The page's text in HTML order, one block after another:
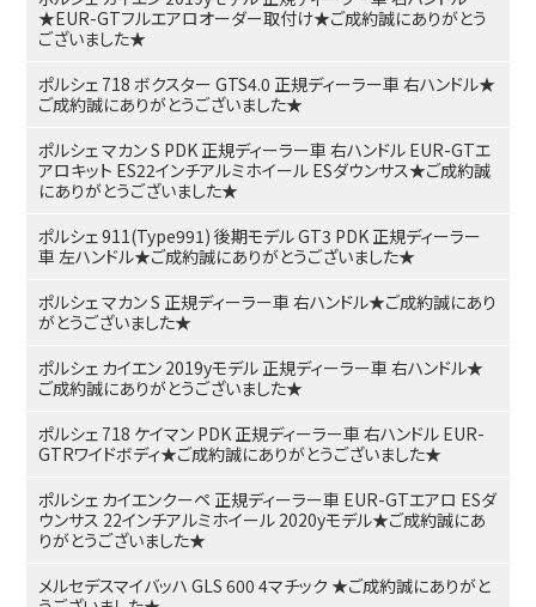
★EUR-GTフルエアロオーダー取付け★ご成約誠にありがとう
ございました★
ポルシェ 718 ボクスター GTS4.0 正規ディーラー車 右ハンドル★
ご成約誠にありがとうございました★
ポルシェ マカン S PDK 正規ディーラー車 右ハンドル EUR-GTエ
アロキット ES22インチアルミホイール ESダウンサス★ご成約誠
にありがとうございました★
ポルシェ 911(Type991) 後期モデル GT3 PDK 正規ディーラー
車 左ハンドル★ご成約誠にありがとうございました★
ポルシェ マカン S 正規ディーラー車 右ハンドル★ご成約誠にあり
がとうございました★
ポルシェ カイエン 2019yモデル 正規ディーラー車 右ハンドル★
ご成約誠にありがとうございました★
ポルシェ 718 ケイマン PDK 正規ディーラー車 右ハンドル EUR-
GTRワイドボディ★ご成約誠にありがとうございました★
ポルシェ カイエンクーペ 正規ディーラー車 EUR-GTエアロ ESダ
ウンサス 22インチアルミホイール 2020yモデル★ご成約誠にあ
りがとうございました★
メルセデスマイバッハ GLS 600 4マチック ★ご成約誠にありがと